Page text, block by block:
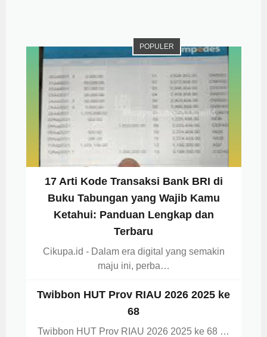
POPULER
17 Arti Kode Transaksi Bank BRI di
Buku Tabungan yang Wajib Kamu
Ketahui: Panduan Lengkap dan
Terbaru
Cikupa.id - Dalam era digital yang semakin
maju ini, perba…
Twibbon HUT Prov RIAU 2026 2025 ke
68
Twibbon HUT Prov RIAU 2026 2025 ke 68 …